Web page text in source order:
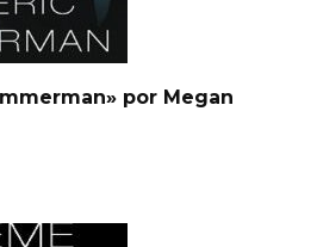
por Megan